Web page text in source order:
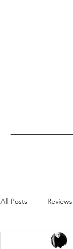
All Posts Reviews